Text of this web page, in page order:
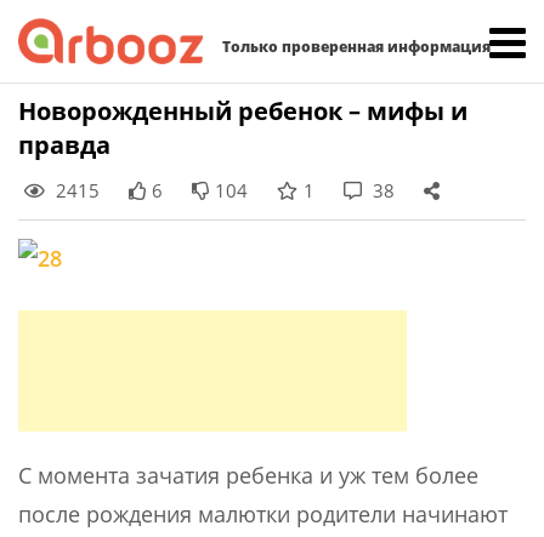
Только проверенная информация
Skip
content
Новорожденный ребенок – мифы и
правда
2415 6 104 1 38
С момента зачатия ребенка и уж тем более
после рождения малютки родители начинают
Найти: